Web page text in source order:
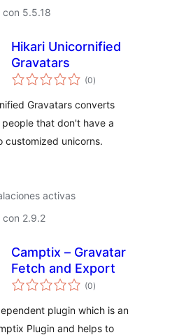
con 5.5.18
Hikari Unicornified
Gravatars
(0total
de
)
Gravatars converts
that don't have a
customized unicorns.
activas
con 2.9.2
Camptix – Gravatar
Fetch and Export
(0total
de
)
plugin which is an
Plugin and helps to